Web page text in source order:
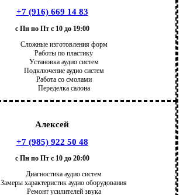
+7 (916) 669 14 83
с Пн по Пт с 10 до 19:00
Сложные изготовления форм
Работы по пластику
Установка аудио систем
Подключение аудио систем
Работа со смолами
Переделка салона
Алексей
+7 (985) 922 50 48
с Пн по Пт с 10 до 20:00
Диагностика аудио систем
Замеры характеристик аудио оборудования
Ремонт усилителей звука